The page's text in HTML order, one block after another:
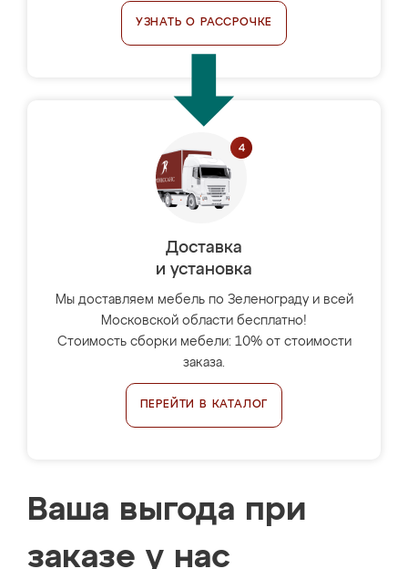
УЗНАТЬ О РАССРОЧКЕ
Доставка
и установка
Мы доставляем мебель по Зеленограду и всей
Московской области бесплатно!
Стоимость сборки мебели: 10% от стоимости
заказа.
ПЕРЕЙТИ В КАТАЛОГ
Ваша выгода при
заказе у нас